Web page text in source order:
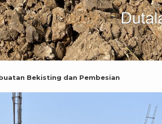
Bekisting dan Pembesian